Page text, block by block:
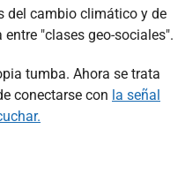
del cambio climático y de
"clases geo-sociales".
tumba. Ahora se trata
conectarse con la señal